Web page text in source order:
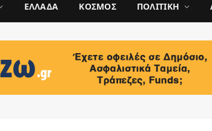
ΕΛΛΑΔΑ ΚΟΣΜΟΣ ΠΟΛΙΤΙΚΗ